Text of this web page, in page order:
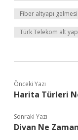
Fiber altyapı
Türk Telekom alt
Önceki Yazı
Harita Türleri
Sonraki Yazı
Divan Ne Zaman